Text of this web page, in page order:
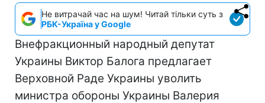
Не витрачай час на шум! Читай тільки суть з
РБК-Україна у Google
Внефракционный народный депутат
Украины Виктор Балога предлагает
Верховной Раде Украины уволить
министра обороны Украины Валерия